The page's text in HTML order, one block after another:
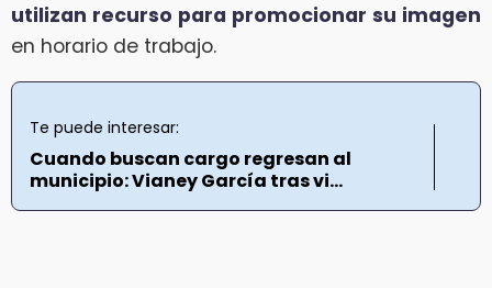
utilizan recurso para promocionar su imagen
en horario de trabajo.
Te puede interesar:
Cuando buscan cargo regresan al
municipio: Vianey García tras vi...